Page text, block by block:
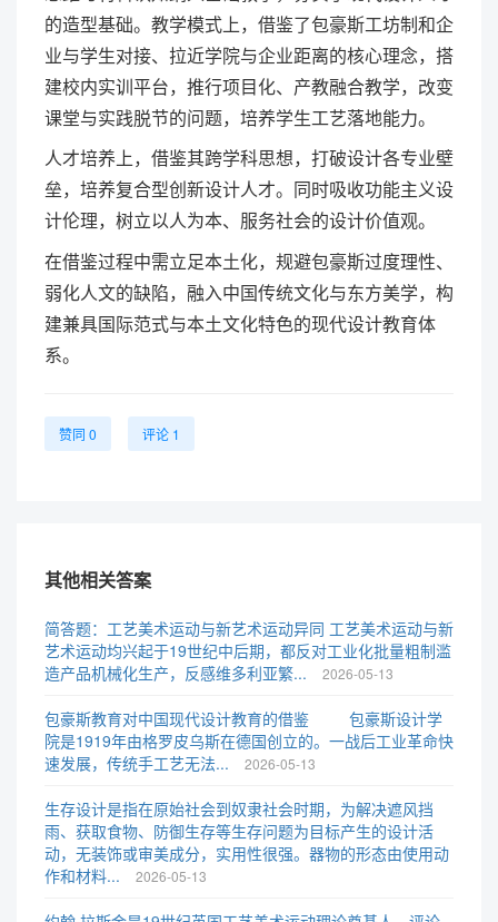
的造型基础。教学模式上，借鉴了包豪斯工坊制和企
业与学生对接、拉近学院与企业距离的核心理念，搭
建校内实训平台，推行项目化、产教融合教学，改变
课堂与实践脱节的问题，培养学生工艺落地能力。
人才培养上，借鉴其跨学科思想，打破设计各专业壁
垒，培养复合型创新设计人才。同时吸收功能主义设
计伦理，树立以人为本、服务社会的设计价值观。
在借鉴过程中需立足本土化，规避包豪斯过度理性、
弱化人文的缺陷，融入中国传统文化与东方美学，构
建兼具国际范式与本土文化特色的现代设计教育体
系。
赞同 0 评论 1
其他相关答案
简答题：工艺美术运动与新艺术运动异同 工艺美术运动与新
艺术运动均兴起于19世纪中后期，都反对工业化批量粗制滥
造产品机械化生产，反感维多利亚繁...
2026-05-13
包豪斯教育对中国现代设计教育的借鉴 包豪斯设计学
院是1919年由格罗皮乌斯在德国创立的。一战后工业革命快
速发展，传统手工艺无法...
2026-05-13
生存设计是指在原始社会到奴隶社会时期，为解决遮风挡
雨、获取食物、防御生存等生存问题为目标产生的设计活
动，无装饰或审美成分，实用性很强。器物的形态由使用动
作和材料...
2026-05-13